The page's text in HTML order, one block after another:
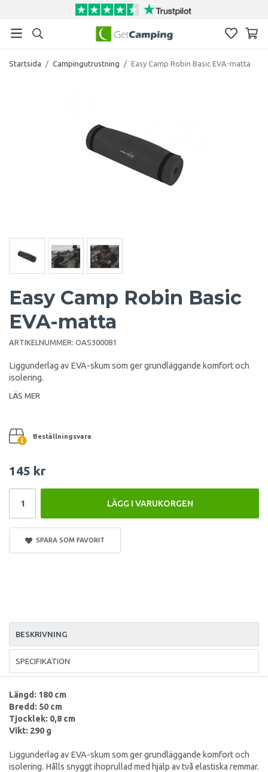
Startsida / Campingutrustning / Easy Camp Robin Basic EVA-matta
Easy Camp Robin Basic
EVA-matta
ARTIKELNUMMER: OAS300081
Liggunderlag av EVA-skum som ger grundläggande komfort och
isolering.
LÄS MER
Beställningsvara
145 kr
LÄGG I VARUKORGEN
SPARA SOM FAVORIT
BESKRIVNING
SPECIFIKATION
Längd: 180 cm
Bredd: 50 cm
Tjocklek: 0,8 cm
Vikt: 290 g
Liggunderlag av EVA-skum som ger grundläggande komfort och
isolering. Hålls snyggt ihoprullad med hjälp av två elastiska remmar.